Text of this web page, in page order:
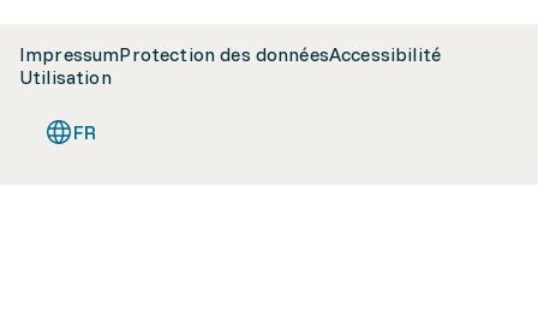
ImpressumProtection des donnéesAccessibilité
Utilisation
FR